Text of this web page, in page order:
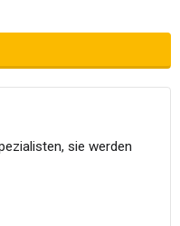
sie werden